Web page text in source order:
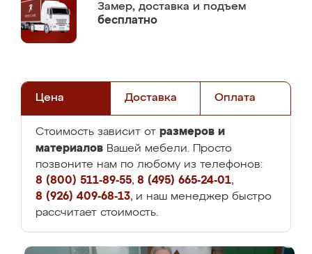
Замер, доставка и подъем
бесплатно
Цена Доставка Оплата
Стоимость зависит от размеров и
материалов Вашей мебели. Просто
позвоните нам по любому из телефонов:
8 (800) 511-89-55, 8 (495) 665-24-01,
8 (926) 409-68-13, и наш менеджер быстро
рассчитает стоимость.